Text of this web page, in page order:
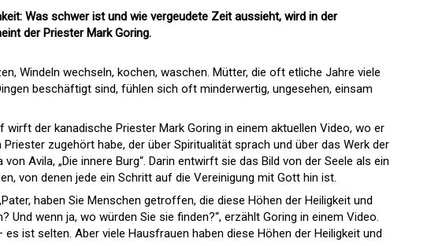
Was schwer ist und wie vergeudete Zeit aussieht, wird in der
der Priester Mark Goring.
Windeln wechseln, kochen, waschen. Mütter, die oft etliche Jahre viele
beschäftigt sind, fühlen sich oft minderwertig, ungesehen, einsam
wirft der kanadische Priester Mark Goring in einem aktuellen Video, wo er
zugehört habe, der über Spiritualität sprach und über das Werk der
Avila, „Die innere Burg“. Darin entwirft sie das Bild von der Seele als ein
von denen jede ein Schritt auf die Vereinigung mit Gott hin ist.
haben Sie Menschen getroffen, die diese Höhen der Heiligkeit und
Und wenn ja, wo würden Sie sie finden?“, erzählt Goring in einem Video.
es ist selten. Aber viele Hausfrauen haben diese Höhen der Heiligkeit und